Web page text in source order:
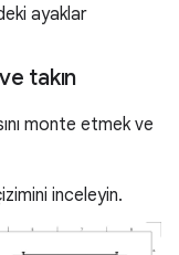
ayaklar
takın
monte etmek ve
inceleyin.